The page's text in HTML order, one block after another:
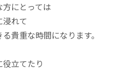
にとっては
れて
貴重な時間になります。
立てたり